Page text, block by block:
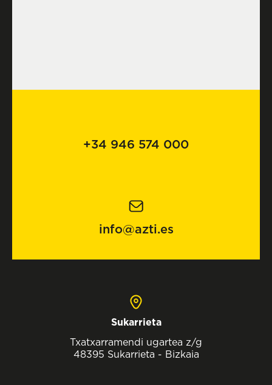
+34 946 574 000
info@azti.es
Sukarrieta
Txatxarramendi ugartea z/g
48395 Sukarrieta - Bizkaia